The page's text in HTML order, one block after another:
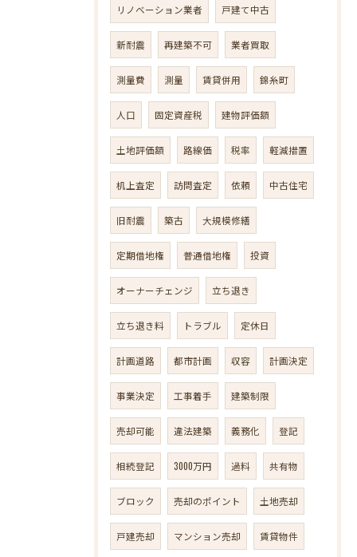
リノベーション業者 戸建て中古
新耐震 再建築不可 業者買取
測量費 測量 賃貸併用 錦糸町
人口 固定資産税 建物評価額
土地評価額 路線価 税率 軽減措置
机上査定 訪問査定 依頼 中古住宅
旧耐震 築古 大規模修繕
定期借地権 普通借地権 投資
オーナーチェンジ 立ち退き
立ち退き料 トラブル 定休日
計画道路 都市計画 収容 計画決定
事業決定 工事着手 建築制限
売却可能 違法建築 義務化 登記
相続登記 3000万円 過料 共有物
ブロック 売却のポイント 土地売却
戸建売却 マンション売却 賃貸物件